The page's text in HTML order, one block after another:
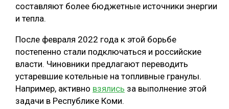
БЕЗОПАСНОЕ ПРОИЗВОДСТВО
СОРТИРОВКА ДРЕВЕСИНЫ
СУШКА ДРЕВЕСИНЫ
МЕБЕЛЬНОЕ ПРОИЗВОДСТВО
составляют более бюджетные источники энергии
и тепла.
После февраля 2022 года к этой борьбе
постепенно стали подключаться и российские
власти. Чиновники предлагают переводить
устаревшие котельные на топливные гранулы.
Например, активно взялись за выполнение этой
задачи в Республике Коми.